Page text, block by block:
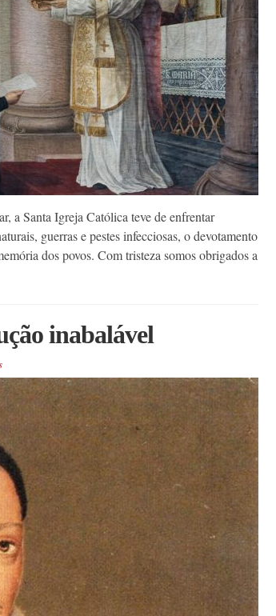
a Santa Igreja Católica teve de enfrentar
guerras e pestes infecciosas, o devotamento
dos povos. Com tristeza somos obrigados a
inabalável